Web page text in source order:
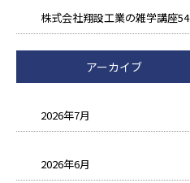
株式会社翔設工業の雑学講座54
アーカイブ
2026年7月
2026年6月